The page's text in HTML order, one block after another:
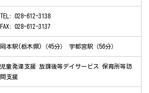
TEL: 028-612-3138
FAX: 028-612-3137
岡本駅(栃木県)（45分） 宇都宮駅（56分）
児童発達支援 放課後等デイサービス 保育所等訪
問支援